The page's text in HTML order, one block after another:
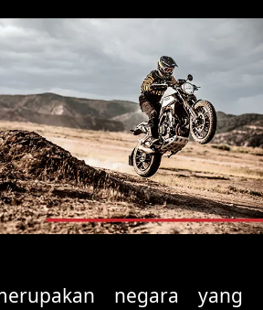
negara yang